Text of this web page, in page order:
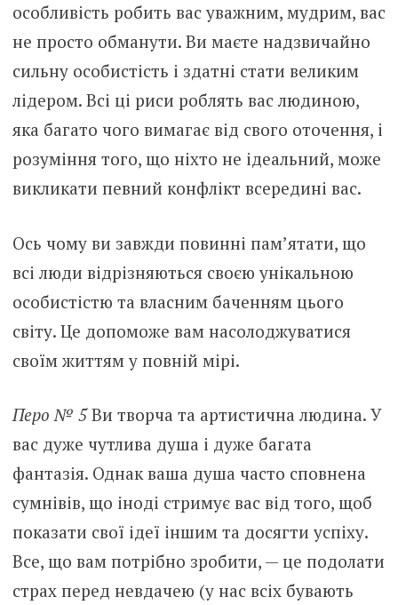
особливість робить вас уважним, мудрим, вас
не просто обманути. Ви маєте надзвичайно
сильну особистість і здатні стати великим
лідером. Всі ці риси роблять вас людиною,
яка багато чого вимагає від свого оточення, і
розуміння того, що ніхто не ідеальний, може
викликати певний конфлікт всередині вас.
Ось чому ви завжди повинні пам’ятати, що
всі люди відрізняються своєю унікальною
особистістю та власним баченням цього
світу. Це допоможе вам насолоджуватися
своїм життям у повній мірі.
Перо № 5Ви творча та артистична людина. У
вас дуже чутлива душа і дуже багата
фантазія. Однак ваша душа часто сповнена
сумнівів, що іноді стримує вас від того, щоб
показати свої ідеї іншим та досягти успіху.
Все, що вам потрібно зробити, — це подолати
страх перед невдачею (у нас всіх бувають